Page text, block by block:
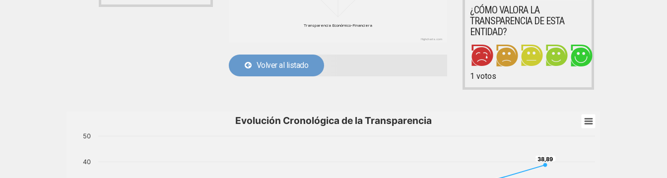
Transparencia Económico-Financiera
Highcharts.com
Volver al listado
¿CÓMO VALORA LA
TRANSPARENCIA DE ESTA
ENTIDAD?
1 votos
Evolución Cronológica de la Transparencia
38,89
38,89
40
50